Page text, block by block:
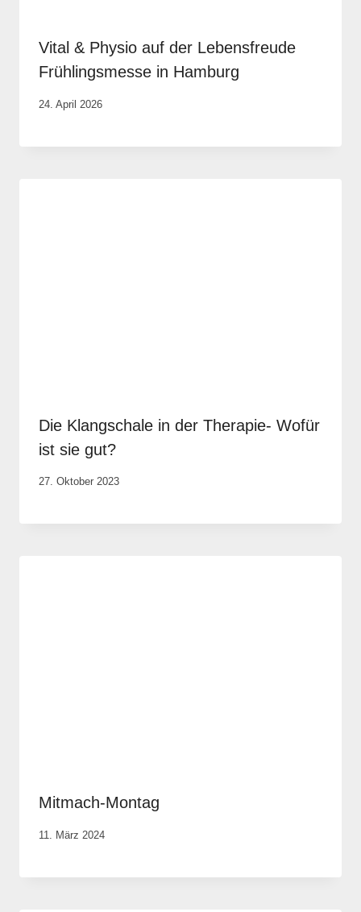
Vital & Physio auf der Lebensfreude
Frühlingsmesse in Hamburg
Von
Physio
24. April 2026
Die Klangschale in der Therapie- Wofür
ist sie gut?
Von
Krause
27. Oktober 2023
Mitmach-Montag
Von
Krause
11. März 2024